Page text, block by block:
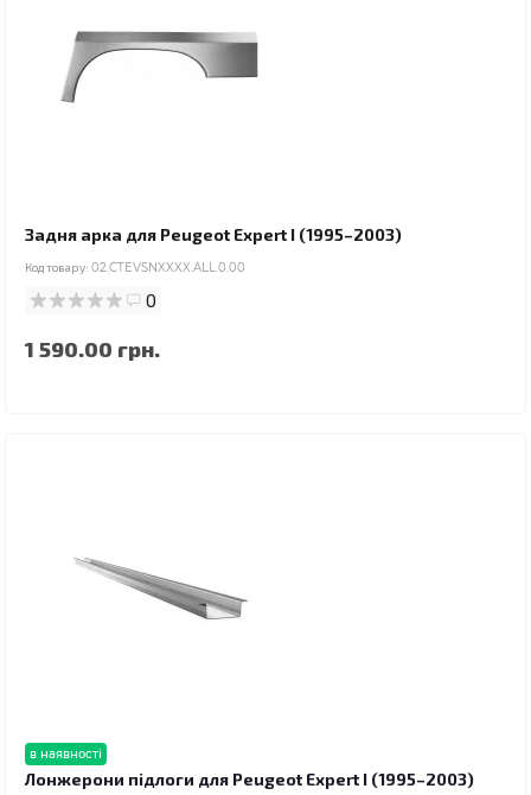
Задня арка для Peugeot Expert I (1995–2003)
Код товару: 02.CTEVSNXXXX.ALL.0.00
0
1 590.00 грн.
в наявності
Лонжерони підлоги для Peugeot Expert I (1995–2003)